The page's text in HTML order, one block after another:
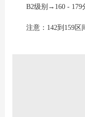
B2级别→160 - 179
注意：142到159区间